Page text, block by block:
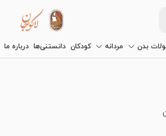
بدن مردانه کودکان دانستنی‌ها درباره ما